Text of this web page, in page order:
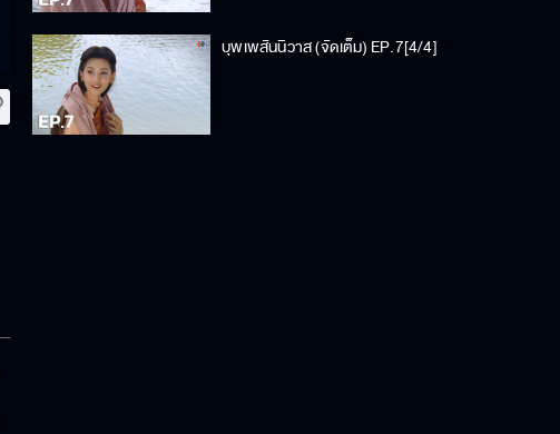
บุพเพสันนิวาส (จัดเต็ม) EP.7[4/4]